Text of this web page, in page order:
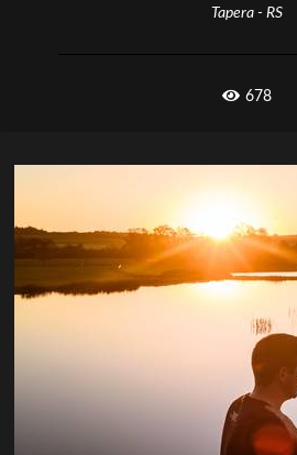
Tapera - RS
678